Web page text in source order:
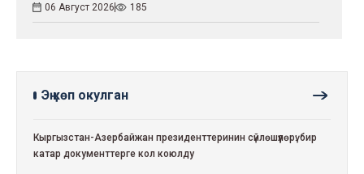
06 Август 2026 185
Эң көп окулган
Кыргызстан-Азербайжан президенттеринин сүйлөшүүлөрү: бир
катар документтерге кол коюлду